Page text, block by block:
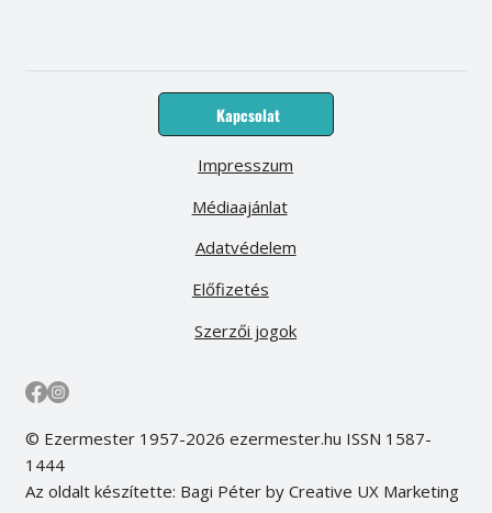
Kapcsolat
Médiaajánlat
Előfizetés
Impresszum
Adatvédelem
Szerzői jogok
© Ezermester 1957-2026 ezermester.hu ISSN 1587-
1444
Az oldalt készítette: Bagi Péter by Creative UX Marketing